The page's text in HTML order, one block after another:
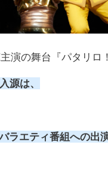
女優をケースを上げ
演の舞台『パタリロ
源は、
ラエティ番組への出演